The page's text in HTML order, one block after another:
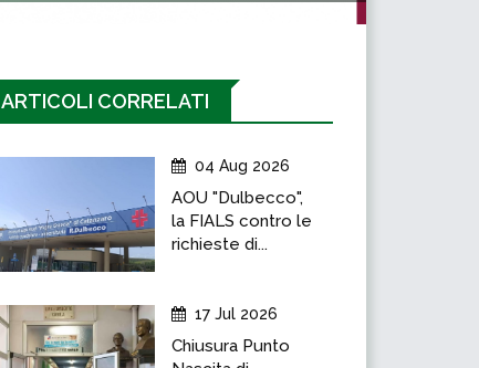
ARTICOLI CORRELATI
04 Aug 2026
AOU "Dulbecco",
la FIALS contro le
richieste di...
17 Jul 2026
Chiusura Punto